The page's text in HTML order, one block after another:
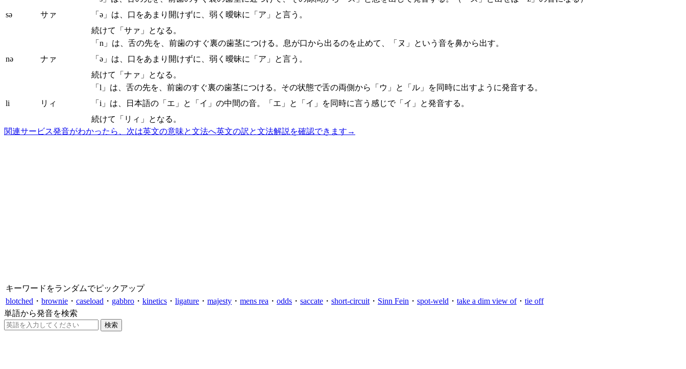
sə サァ
「ə」は、口をあまり開けずに、弱く曖昧に「ア」と言う。
続けて「サァ」となる。
nə ナァ
「n」は、舌の先を、前歯のすぐ裏の歯茎につける。息が口から出るのを止めて、「ヌ」という音を鼻から出す。
「ə」は、口をあまり開けずに、弱く曖昧に「ア」と言う。
続けて「ナァ」となる。
li リィ
「l」は、舌の先を、前歯のすぐ裏の歯茎につける。その状態で舌の両側から「ウ」と「ル」を同時に出すように発音する。
「i」は、日本語の「エ」と「イ」の中間の音。「エ」と「イ」を同時に言う感じで「イ」と発音する。
続けて「リィ」となる。
関連サービス発音がわかったら、次は英文の意味と文法へ英文の訳と文法解説を確認できます →
キーワードをランダムでピックアップ
blotched ・ brownie ・ caseload ・ gabbro ・ kinetics ・ ligature ・ majesty ・ mens rea ・ odds ・ saccate ・ short-circuit ・ Sinn Fein ・ spot-weld ・ take a dim view of・ tie off
単語から発音を検索